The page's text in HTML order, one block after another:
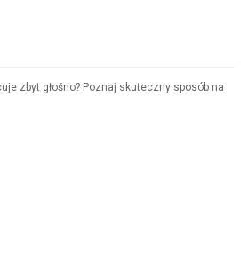
zbyt głośno? Poznaj skuteczny sposób na